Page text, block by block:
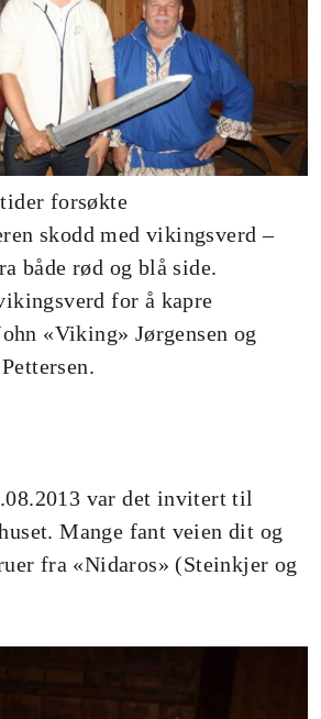
forsøkte
skodd med vikingsverd –
både rød og blå side.
for å kapre
«Viking» Jørgensen og
var det invitert til
Mange fant veien dit og
fra «Nidaros» (Steinkjer og